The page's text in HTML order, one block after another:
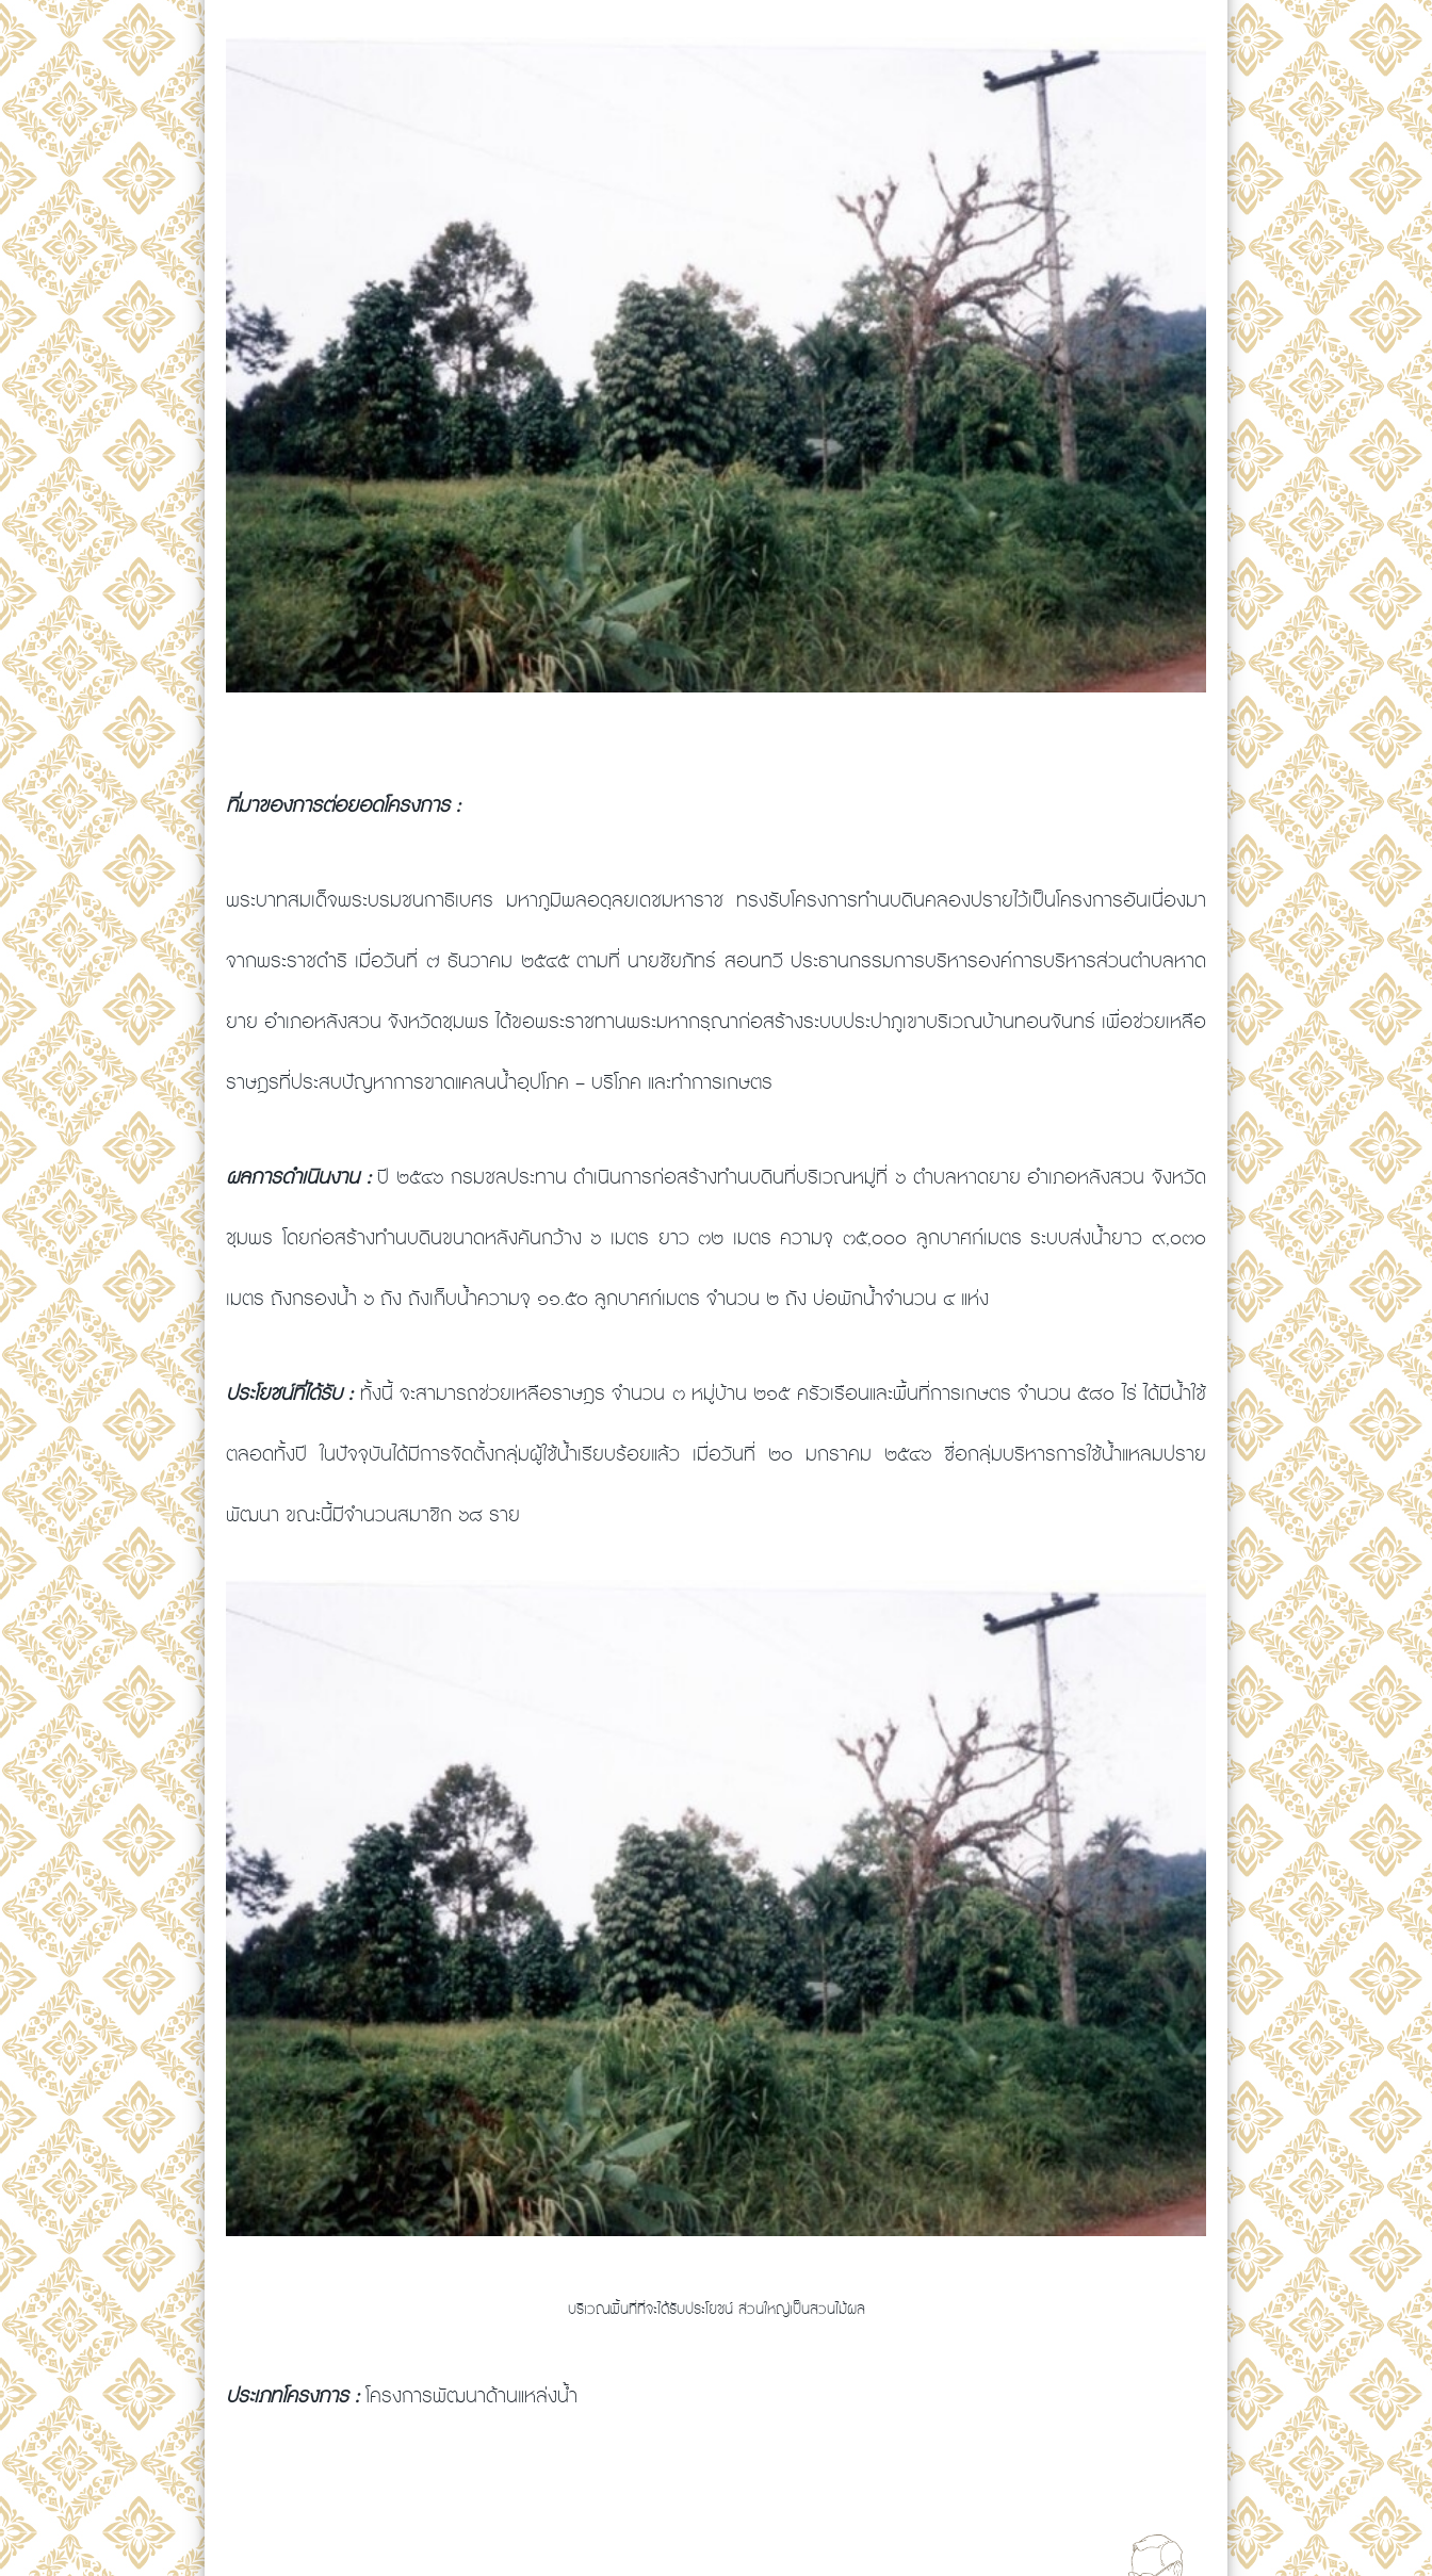
ที่มาของการต่อยอดโครงการ :
พระบาทสมเด็จพระบรมชนกาธิเบศร มหาภูมิพลอดุลยเดชมหาราช ทรงรับโครงการทำนบดินคลองปรายไว้เป็นโครงการอันเนื่องมา
จากพระราชดำริ เมื่อวันที่ ๗ ธันวาคม ๒๕๔๕ ตามที่ นายชัยภัทร์ สอนทวี ประธานกรรมการบริหารองค์การบริหารส่วนตำบลหาด
ยาย อำเภอหลังสวน จังหวัดชุมพร ได้ขอพระราชทานพระมหากรุณาก่อสร้างระบบประปาภูเขาบริเวณบ้านทอนจันทร์ เพื่อช่วยเหลือ
ราษฎรที่ประสบปัญหาการขาดแคลนน้ำอุปโภค – บริโภค และทำการเกษตร
ผลการดำเนินงาน :ปี ๒๕๔๖ กรมชลประทาน ดำเนินการก่อสร้างทำนบดินที่บริเวณหมู่ที่ ๖ ตำบลหาดยาย อำเภอหลังสวน จังหวัด
ชุมพร โดยก่อสร้างทำนบดินขนาดหลังคันกว้าง ๖ เมตร ยาว ๓๒ เมตร ความจุ ๓๕,๐๐๐ ลูกบาศก์เมตร ระบบส่งน้ำยาว ๙,๐๓๐
เมตร ถังกรองน้ำ ๖ ถัง ถังเก็บน้ำความจุ ๑๑.๕๐ ลูกบาศก์เมตร จำนวน ๒ ถัง บ่อพักน้ำจำนวน ๔ แห่ง
ประโยชน์ที่ได้รับ :ทั้งนี้ จะสามารถช่วยเหลือราษฎร จำนวน ๓ หมู่บ้าน ๒๑๕ ครัวเรือนและพื้นที่การเกษตร จำนวน ๕๘๐ ไร่ ได้มีน้ำใช้
ตลอดทั้งปี ในปัจจุบันได้มีการจัดตั้งกลุ่มผู้ใช้น้ำเรียบร้อยแล้ว เมื่อวันที่ ๒๐ มกราคม ๒๕๔๖ ชื่อกลุ่มบริหารการใช้น้ำแหลมปราย
พัฒนา ขณะนี้มีจำนวนสมาชิก ๖๘ ราย
บริเวณพื้นที่ที่จะได้รับประโยชน์ ส่วนใหญ่เป็นสวนไม้ผล
ประเภทโครงการ :โครงการพัฒนาด้านแหล่งน้ำ